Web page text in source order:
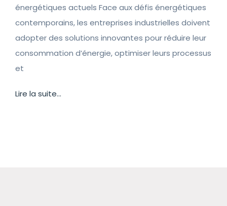
énergétiques actuels Face aux défis énergétiques
contemporains, les entreprises industrielles doivent
adopter des solutions innovantes pour réduire leur
consommation d’énergie, optimiser leurs processus
et
Lire la suite...